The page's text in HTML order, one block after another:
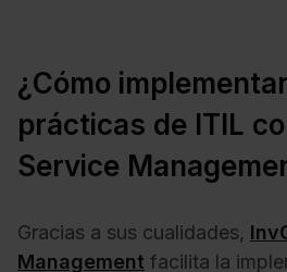
¿Cómo
prácticas de ITIL
Service
Gracias a sus cualidades,
Management facilita la